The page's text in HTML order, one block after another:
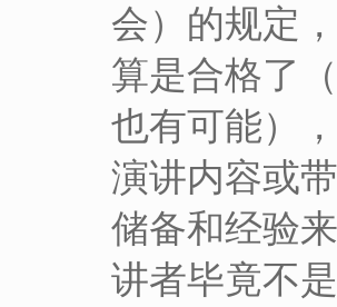
会）的规定
算是合格了
也有可能）
演讲内容或
储备和经验
讲者毕竟不